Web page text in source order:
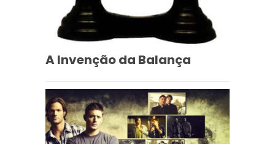
A Invenção da Balança